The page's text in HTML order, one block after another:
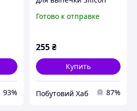
93%
Готово к отправке
255₴
Купить
Побутовий Хаб 87%